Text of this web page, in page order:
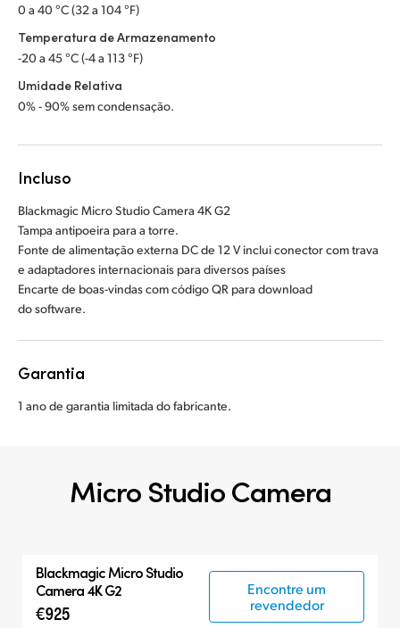
0 a 40 °C (32 a 104 °F)
Temperatura de Armazenamento
-20 a 45 °C (-4 a 113 °F)
Umidade Relativa
0% - 90% sem condensação.
Incluso
Blackmagic Micro Studio Camera 4K G2
Tampa antipoeira para a torre.
Fonte de alimentação externa DC de 12 V inclui conector com trava
e adaptadores internacionais para diversos países
Encarte de boas-vindas com código QR para download
do software.
Garantia
1 ano de garantia limitada do fabricante.
Micro Studio Camera
BlackmagicMicroStudio
Camera 4K G2
€925
Encontre um
revendedor